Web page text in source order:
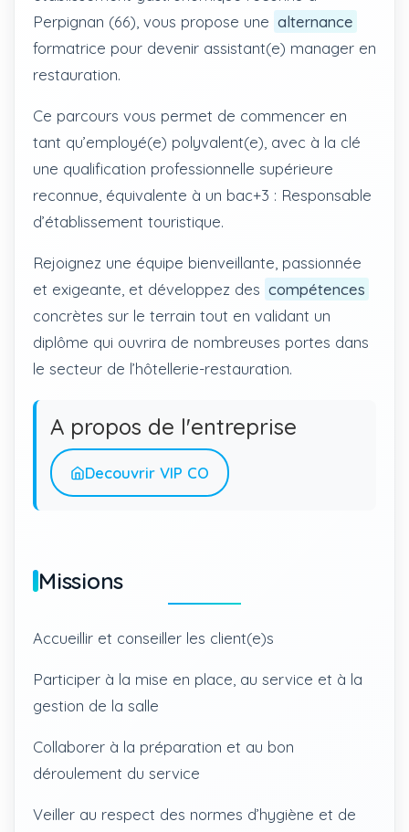
Perpignan (66), vous propose une alternance
formatrice pour devenir assistant(e) manager en
restauration.
Ce parcours vous permet de commencer en
tant qu’employé(e) polyvalent(e), avec à la clé
une qualification professionnelle supérieure
reconnue, équivalente à un bac+3 : Responsable
d’établissement touristique.
Rejoignez une équipe bienveillante, passionnée
et exigeante, et développez des compétences
concrètes sur le terrain tout en validant un
diplôme qui ouvrira de nombreuses portes dans
le secteur de l’hôtellerie-restauration.
A propos de l'entreprise
Decouvrir VIP CO
Missions
Accueillir et conseiller les client(e)s
Participer à la mise en place, au service et à la
gestion de la salle
Collaborer à la préparation et au bon
déroulement du service
Veiller au respect des normes d’hygiène et de